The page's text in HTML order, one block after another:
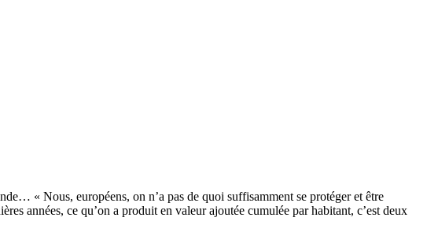
« Nous, européens, on n’a pas de quoi suffisamment se protéger et être
années, ce qu’on a produit en valeur ajoutée cumulée par habitant, c’est deux